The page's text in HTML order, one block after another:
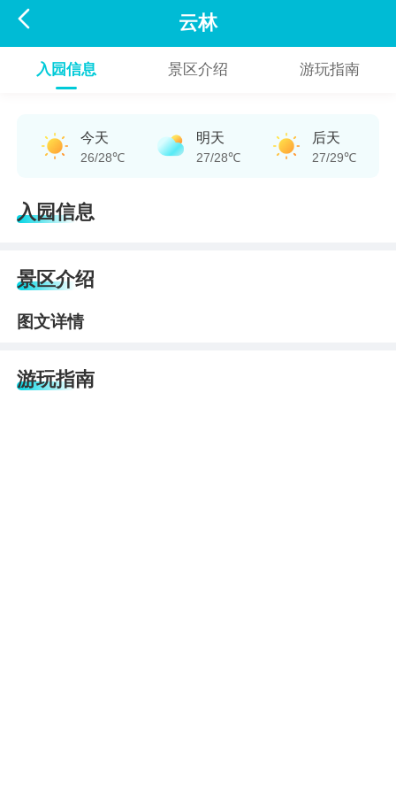
 云林
入园信息 景区介绍 游玩指南
今天
26/28℃
明天
27/28℃
后天
27/29℃
入园信息
景区介绍
图文详情
游玩指南